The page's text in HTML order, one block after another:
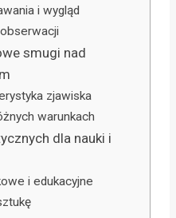
i wygląd
smugi nad
zjawiska
warunkach
dla nauki i
i edukacyjne